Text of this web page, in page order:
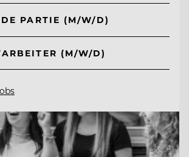
PARTIE (M/W/D)
(M/W/D)